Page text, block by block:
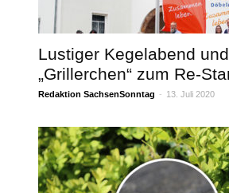
Lustiger Kegelabend
„Grillerchen“ zum Re-
Redaktion SachsenSonntag - 13. Juli 2020